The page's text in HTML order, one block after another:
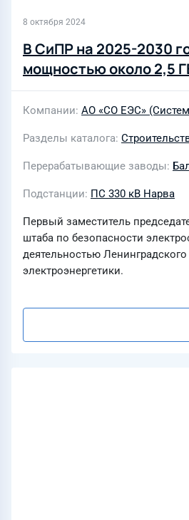
8 октября 2024
В СиПР на 2025-2030
мощностью около 2,5
Компании АО «СО ЕЭС»
Разделы каталога
Перерабатывающие заводы
Подстанции ПС 330 кВ Нарва
Первый заместитель
штаба по безопасности
деятельностью
электроэнергетики.